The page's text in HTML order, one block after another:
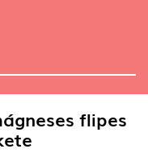
flipes